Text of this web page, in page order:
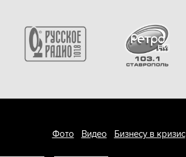
Фото Видео Бизнесу в кризис